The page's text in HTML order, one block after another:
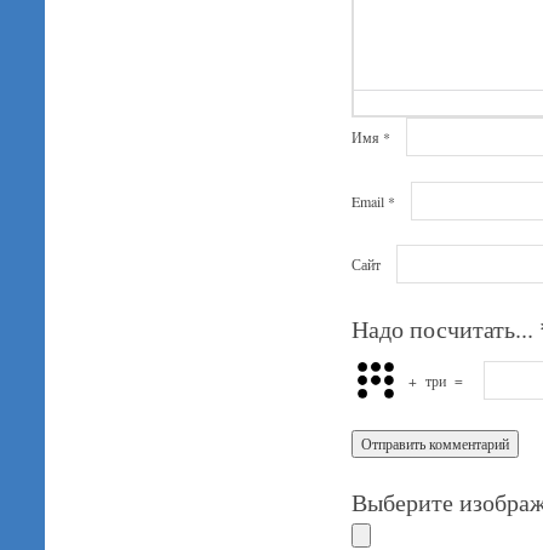
Имя *
Email *
Сайт
Надо посчитать...
+ три =
Выберите